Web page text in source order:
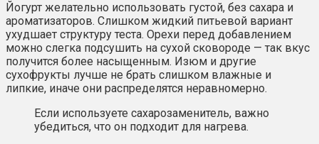
Йогурт желательно использовать густой, без сахара и
ароматизаторов. Слишком жидкий питьевой вариант
ухудшает структуру теста. Орехи перед добавлением
можно слегка подсушить на сухой сковороде — так вкус
получится более насыщенным. Изюм и другие
сухофрукты лучше не брать слишком влажные и
липкие, иначе они распределятся неравномерно.
Если используете сахарозаменитель, важно
убедиться, что он подходит для нагрева.